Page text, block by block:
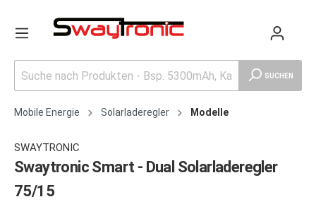
SUCHEN
Mobile Energie Solarladeregler Modelle
SWAYTRONIC
Swaytronic Smart - Dual Solarladeregler
75/15